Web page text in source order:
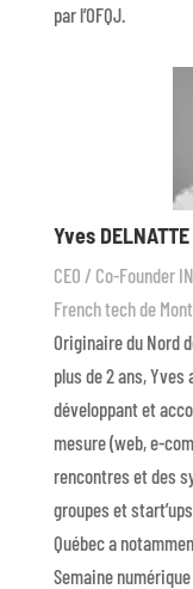
par l’OFQJ.
Yves DELNATTE
CEO / Co-Founder
French tech de
Originaire du Nord
plus de 2 ans, Yves
développant et
mesure (web, e-
rencontres et des
groupes et
Québec a
Semaine numérique